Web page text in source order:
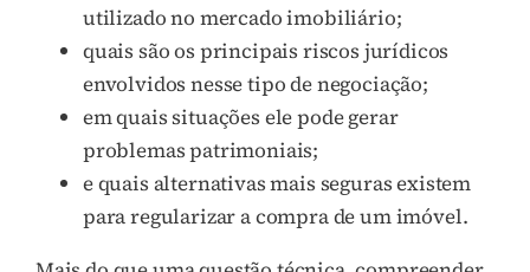
utilizado no mercado imobiliário;
quais são os principais riscos jurídicos
envolvidos nesse tipo de negociação;
em quais situações ele pode gerar
problemas patrimoniais;
e quais alternativas mais seguras existem
para regularizar a compra de um imóvel.